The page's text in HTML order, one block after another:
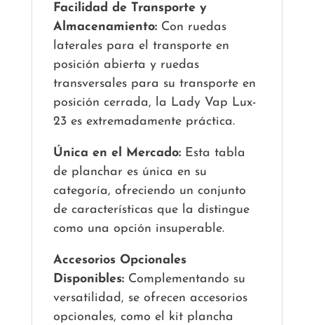
Facilidad de Transporte y
Almacenamiento: Con ruedas
laterales para el transporte en
posición abierta y ruedas
transversales para su transporte en
posición cerrada, la Lady Vap Lux-
23 es extremadamente práctica.
Única en el Mercado: Esta tabla
de planchar es única en su
categoría, ofreciendo un conjunto
de características que la distingue
como una opción insuperable.
Accesorios Opcionales
Disponibles: Complementando su
versatilidad, se ofrecen accesorios
opcionales, como el kit plancha